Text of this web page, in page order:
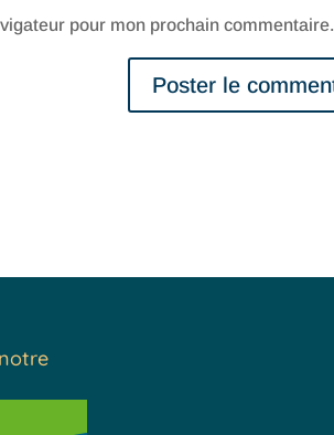
pour mon prochain commentaire.